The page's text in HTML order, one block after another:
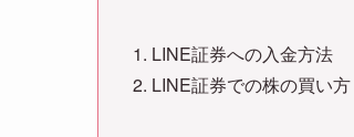
LINE証券への入金方法
LINE証券での株の買い方